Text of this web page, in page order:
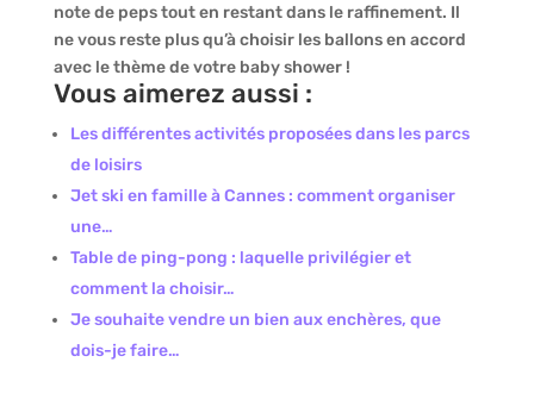
note de peps tout en restant dans le raffinement. Il
ne vous reste plus qu’à choisir les ballons en accord
avec le thème de votre baby shower !
Vous aimerez aussi :
Les différentes activités proposées dans les parcs
de loisirs
Jet ski en famille à Cannes : comment organiser
une…
Table de ping-pong : laquelle privilégier et
comment la choisir…
Je souhaite vendre un bien aux enchères, que
dois-je faire…